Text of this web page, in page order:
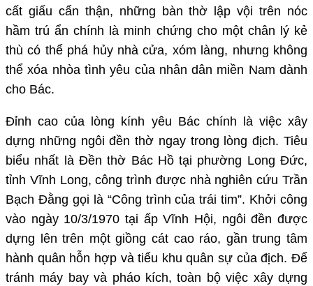
cất giấu cẩn thận, những bàn thờ lập vội trên nóc
hầm trú ẩn chính là minh chứng cho một chân lý kẻ
thù có thể phá hủy nhà cửa, xóm làng, nhưng không
thể xóa nhòa tình yêu của nhân dân miền Nam dành
cho Bác.
Đỉnh cao của lòng kính yêu Bác chính là việc xây
dựng những ngôi đền thờ ngay trong lòng địch. Tiêu
biểu nhất là Đền thờ Bác Hồ tại phường Long Đức,
tỉnh Vĩnh Long, công trình được nhà nghiên cứu Trần
Bạch Đằng gọi là “Công trình của trái tim”. Khởi công
vào ngày 10/3/1970 tại ấp Vĩnh Hội, ngôi đền được
dựng lên trên một giồng cát cao ráo, gần trung tâm
hành quân hỗn hợp và tiểu khu quân sự của địch. Để
tránh máy bay và pháo kích, toàn bộ việc xây dựng